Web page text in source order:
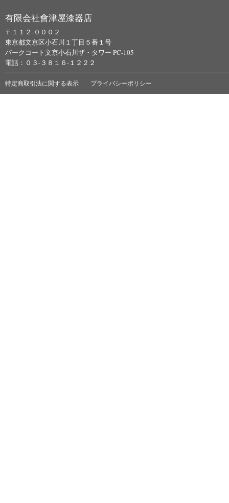
有限会社會津屋漆器店
〒１１２-０００２
東京都文京区小石川１丁目５番１号
パークコート文京小石川ザ・タワー PC-105
電話：０３-３８１６-１２２２
特定商取引法に関する表示 プライバシーポリシー